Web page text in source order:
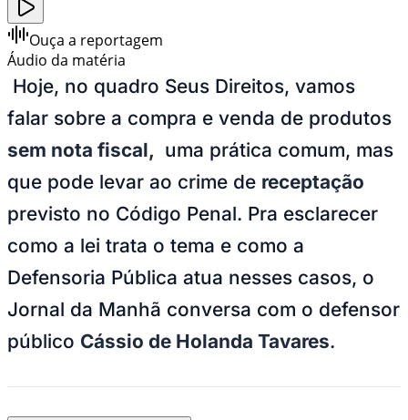
Ouça a reportagem
Áudio da matéria
Hoje, no quadro Seus Direitos, vamos
falar sobre a compra e venda de produtos
sem nota fiscal, uma prática comum, mas
que pode levar ao crime de receptação
previsto no Código Penal. Pra esclarecer
como a lei trata o tema e como a
Defensoria Pública atua nesses casos, o
Jornal da Manhã conversa com o defensor
público Cássio de Holanda Tavares.